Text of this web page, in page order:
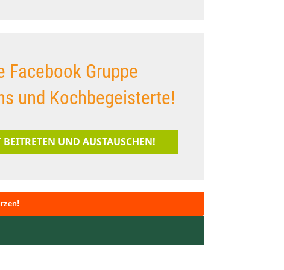
Facebook Gruppe
und Kochbegeisterte!
BEITRETEN UND AUSTAUSCHEN!